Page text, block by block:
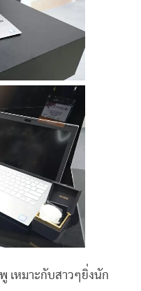
พู เหมาะกับสาวๆยิ่งนัก